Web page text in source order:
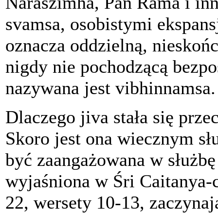
svamsa, osobistymi
oznacza oddzielną,
nigdy nie pochodzącą
nazywana jest
Dlaczego jiva stała się
Skoro jest ona wiecznym
być zaangażowana w
wyjaśniona w Śri
22, wersety 10-13,